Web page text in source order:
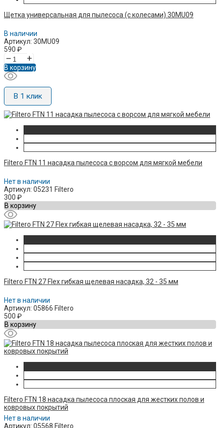
Щетка универсальная для пылесоса (с колесами) 30MU09
В наличии
Артикул: 30MU09
590 ₽
– +
В корзину
В 1 клик
Filtero FTN 11 насадка пылесоса с ворсом для мягкой мебели
Нет в наличии
Артикул: 05231 Filtero
300 ₽
В корзину
Filtero FTN 27 Flex гибкая щелевая насадка, 32 - 35 мм
Нет в наличии
Артикул: 05866 Filtero
500 ₽
В корзину
Filtero FTN 18 насадка пылесоса плоская для жестких полов и
ковровых покрытий
Нет в наличии
Артикул: 05568 Filtero